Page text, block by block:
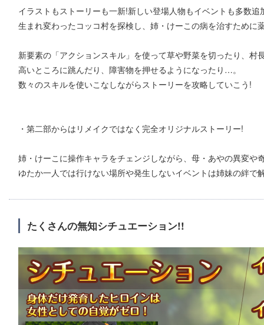
イラストもストーリーも一新!新しい登場人物もイベントも多数追
生まれ変わったコッコ村を探検し、姉・けーこの病を治すために
新要素の「アクションスキル」を使って草や野菜を切ったり、
高いところに跳んだり、障害物を押せるようになったり…。
数々のスキルを使いこなしながらストーリーを攻略していこう!
・第二部からはリメイクではなく完全オリジナルストーリー!
姉・けーこに操作キャラをチェンジしながら、母・あやの異変や
ゆたか一人では行けない場所や発生しないイベントは姉妹の絆で
たくさんの無知シチュエーション!!